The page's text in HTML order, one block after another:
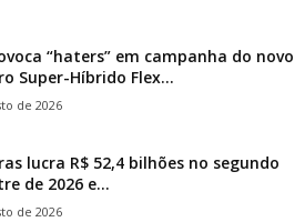
“haters” em campanha do novo
Super-Híbrido Flex...
de 2026
lucra R$ 52,4 bilhões no segundo
de 2026 e...
de 2026